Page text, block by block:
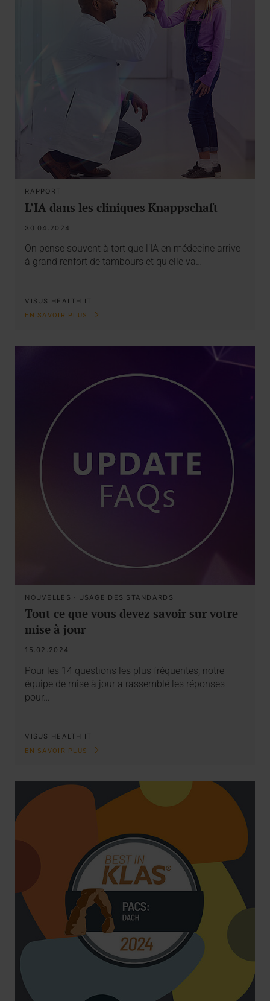
RAPPORT
L’IA dans les cliniques Knappschaft
30.04.2024
On pense souvent à tort que l’IA en médecine arrive
à grand renfort de tambours et qu’elle va…
VISUS HEALTH IT
EN SAVOIR PLUS
NOUVELLES · USAGE DES STANDARDS
Tout ce que vous devez savoir sur votre
mise à jour
15.02.2024
Pour les 14 questions les plus fréquentes, notre
équipe de mise à jour a rassemblé les réponses
pour…
VISUS HEALTH IT
EN SAVOIR PLUS